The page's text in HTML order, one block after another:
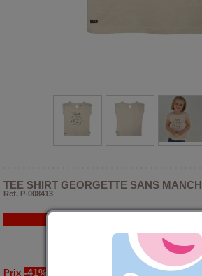
TEE SHIRT GEORGETTE SANS
Ref. P-008413
Prix -41%